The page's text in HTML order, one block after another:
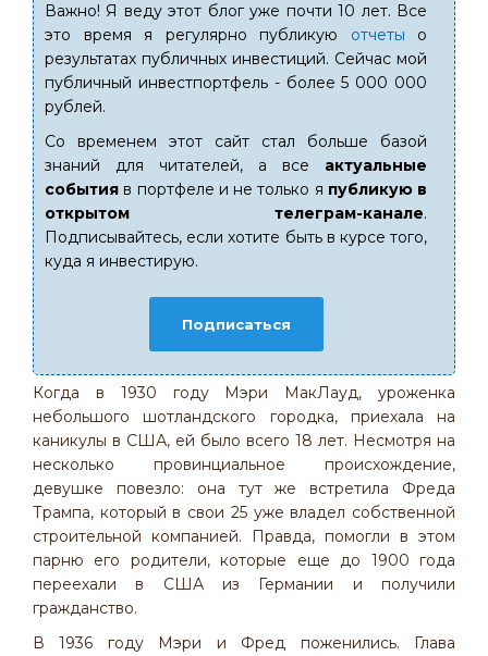
Важно! Я веду этот блог уже почти 10 лет. Все
это время я регулярно публикую отчеты о
результатах публичных инвестиций. Сейчас мой
публичный инвестпортфель - более 5 000 000
рублей.
Со временем этот сайт стал больше базой
знаний для читателей, а все актуальные
события в портфеле и не только я публикую в
открытом телеграм-канале.
Подписывайтесь, если хотите быть в курсе того,
куда я инвестирую.
Подписаться
Когда в 1930 году Мэри МакЛауд, уроженка
небольшого шотландского городка, приехала на
каникулы в США, ей было всего 18 лет. Несмотря на
несколько провинциальное происхождение,
девушке повезло: она тут же встретила Фреда
Трампа, который в свои 25 уже владел собственной
строительной компанией. Правда, помогли в этом
парню его родители, которые еще до 1900 года
переехали в США из Германии и получили
гражданство.
В 1936 году Мэри и Фред поженились. Глава